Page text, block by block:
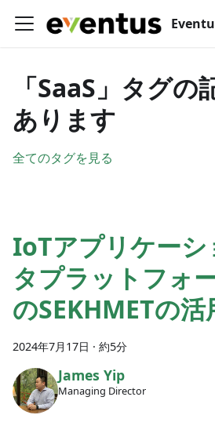
「SaaS」タグ
あります
全てのタグを見る
IoTアプリケーシ
タプラットフォ
のSEKHMETの活
2024年7月17日 · 約5分
James Yip
Managing Director